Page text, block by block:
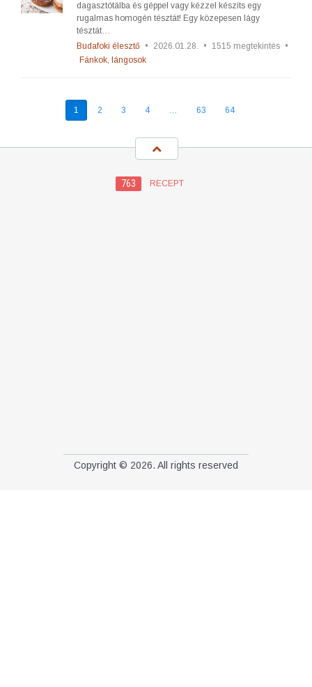
dagasztótálba és géppel vagy kézzel készíts egy
rugalmas homogén tésztát! Egy közepesen lágy
tésztát…
Budafoki élesztő • 2026.01.28. • 1515 megtekintés •
Fánkok, lángosok
1 2 3 4 … 63 64
763 RECEPT
Copyright © 2026. All rights reserved